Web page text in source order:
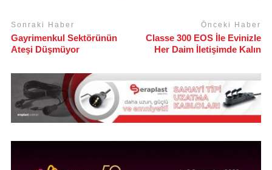
Sonraki Haber
Gayrimenkul Sektörünün
Ateşi Düşmüyor
Önceki Haber
Classe 300 EOS İle Evinizle
Her Daim İletişimde Kalın